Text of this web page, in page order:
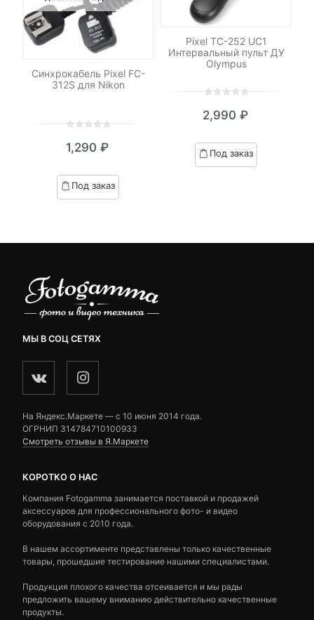
Синхрокабель Pixel FC-
312S для Nikon
out
based
on
1,290 ₽
Под заказ
Pixel TC-252 UC1
Интервальный пульт ДУ
Olympus
out
based
on
2,990 ₽
Под заказ
МЫ В СОЦ СЕТЯХ
На Яндекс.Маркете — c 10 июня 2014 года.
ОГРНИП 314784710100933
Смотреть отзывы в Я.Маркете
КОРОТКО О НАС
Компания Fotogamma занимается поставкой и продажей
аксессуаров для профессионального фото- и видео
оборудования с 2010 года.
В нашем ассортименте представлены только качественные
товары, прошедшие тестирование нашими специалистами.
Продукция плохого качества отсеивается и мы рады
предложить вашему вниманию действительно качественные
продукты.